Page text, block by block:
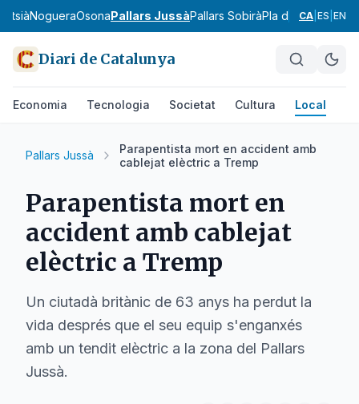
NogueraOsonaPallars JussàPallars SobiràPla d'UrgellPla
CA ES EN
Diari de Catalunya
Economia Tecnologia Societat Cultura Local
Pallars Jussà
Parapentista mort en accident amb
cablejat elèctric a Tremp
Parapentista mort en
accident amb cablejat
elèctric a Tremp
Un ciutadà britànic de 63 anys ha perdut la
vida després que el seu equip s'enganxés
amb un tendit elèctric a la zona del Pallars
Jussà.